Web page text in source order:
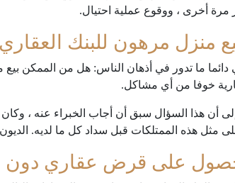
مرة أخرى ، ووقوع عملية احتيال.
بيع منزل مرهون للبنك العقاري
دائما ما تدور في أذهان الناس: هل من الممكن
خوفا من أي مشاكل.
أن هذا السؤال سبق أن أجاب الخبراء عنه ،
مثل هذه الممتلكات قبل سداد كل ما لديه.
على قرض عقاري دون